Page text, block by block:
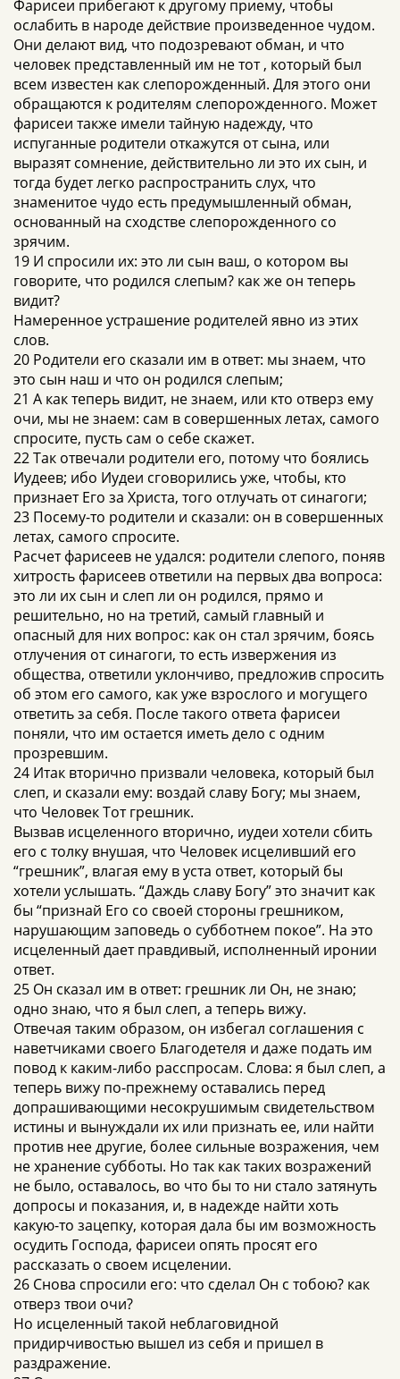
Фарисеи прибегают к другому приему, чтобы
ослабить в народе действие произведенное чудом.
Они делают вид, что подозревают обман, и что
человек представленный им не тот , который был
всем известен как слепорожденный. Для этого они
обращаются к родителям слепорожденного. Может
фарисеи также имели тайную надежду, что
испуганные родители откажутся от сына, или
выразят сомнение, действительно ли это их сын, и
тогда будет легко распространить слух, что
знаменитое чудо есть предумышленный обман,
основанный на сходстве слепорожденного со
зрячим.
19 И спросили их: это ли сын ваш, о котором вы
говорите, что родился слепым? как же он теперь
видит?
Намеренное устрашение родителей явно из этих
слов.
20 Родители его сказали им в ответ: мы знаем, что
это сын наш и что он родился слепым;
21 А как теперь видит, не знаем, или кто отверз ему
очи, мы не знаем: сам в совершенных летах, самого
спросите, пусть сам о себе скажет.
22 Так отвечали родители его, потому что боялись
Иудеев; ибо Иудеи сговорились уже, чтобы, кто
признает Его за Христа, того отлучать от синагоги;
23 Посему-то родители и сказали: он в совершенных
летах, самого спросите.
Расчет фарисеев не удался: родители слепого, поняв
хитрость фарисеев ответили на первых два вопроса:
это ли их сын и слеп ли он родился, прямо и
решительно, но на третий, самый главный и
опасный для них вопрос: как он стал зрячим, боясь
отлучения от синагоги, то есть извержения из
общества, ответили уклончиво, предложив спросить
об этом его самого, как уже взрослого и могущего
ответить за себя. После такого ответа фарисеи
поняли, что им остается иметь дело с одним
прозревшим.
24 Итак вторично призвали человека, который был
слеп, и сказали ему: воздай славу Богу; мы знаем,
что Человек Тот грешник.
Вызвав исцеленного вторично, иудеи хотели сбить
его с толку внушая, что Человек исцеливший его
“грешник”, влагая ему в уста ответ, который бы
хотели услышать. “Даждь славу Богу” это значит как
бы “признай Его со своей стороны грешником,
нарушающим заповедь о субботнем покое”. На это
исцеленный дает правдивый, исполненный иронии
ответ.
25 Он сказал им в ответ: грешник ли Он, не знаю;
одно знаю, что я был слеп, а теперь вижу.
Отвечая таким образом, он избегал соглашения с
наветчиками своего Благодетеля и даже подать им
повод к каким-либо расспросам. Слова: я был слеп, а
теперь вижу по-прежнему оставались перед
допрашивающими несокрушимым свидетельством
истины и вынуждали их или признать ее, или найти
против нее другие, более сильные возражения, чем
не хранение субботы. Но так как таких возражений
не было, оставалось, во что бы то ни стало затянуть
допросы и показания, и, в надежде найти хоть
какую-то зацепку, которая дала бы им возможность
осудить Господа, фарисеи опять просят его
рассказать о своем исцелении.
26 Снова спросили его: что сделал Он с тобою? как
отверз твои очи?
Но исцеленный такой неблаговидной
придирчивостью вышел из себя и пришел в
раздражение.